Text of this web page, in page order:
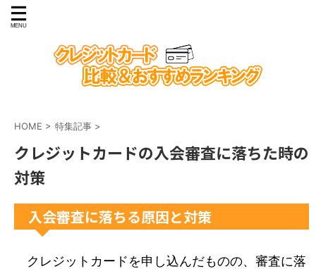
HOME > 特集記事 >
クレジットカードの入会審査に落ちた時の
対策
入会審査に落ちる原因と対策
クレジットカードを申し込んだものの、審査に落